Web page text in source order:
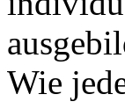
Wie